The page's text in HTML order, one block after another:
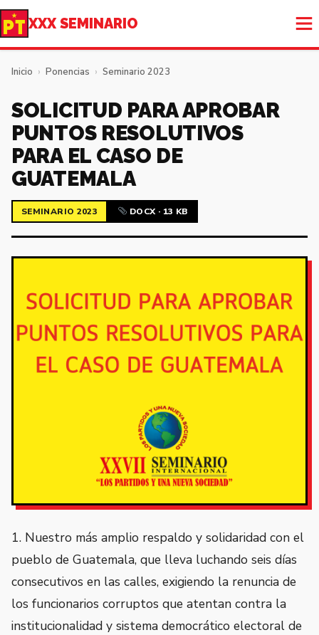
XXX SEMINARIO
Inicio › Ponencias › Seminario 2023
SOLICITUD PARA APROBAR
PUNTOS RESOLUTIVOS
PARA EL CASO DE
GUATEMALA
SEMINARIO 2023 DOCX · 13 KB
1. Nuestro más amplio respaldo y solidaridad con el
pueblo de Guatemala, que lleva luchando seis días
consecutivos en las calles, exigiendo la renuncia de
los funcionarios corruptos que atentan contra la
institucionalidad y sistema democrático electoral de